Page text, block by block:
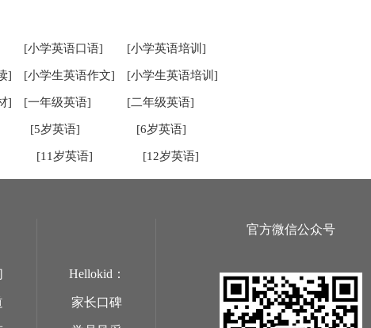
[小学英语口语] [小学英语培训]
] [小学生英语作文] [小学生英语培训]
] [一年级英语] [二年级英语]
[5岁英语] [6岁英语]
[11岁英语] [12岁英语]
Hellokid：
家长口碑
官方微信公众号